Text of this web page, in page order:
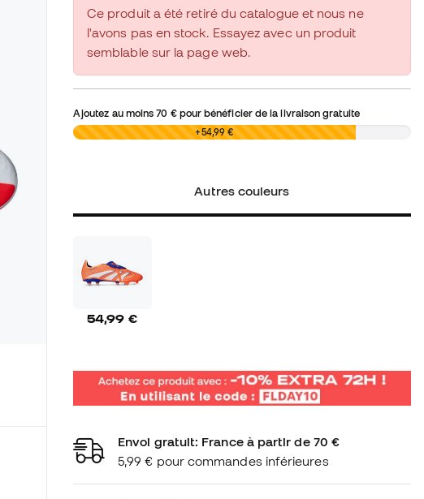
Ce produit a été retiré du catalogue et nous ne
l'avons pas en stock. Essayez avec un produit
semblable sur la page web.
Ajoutez au moins70 €pour bénéficier de la livraison gratuite
0,00 € +54,99 €
Autres couleurs
54,99 €
Envoi gratuit: France à partir de 70 €
5,99 € pour commandes inférieures